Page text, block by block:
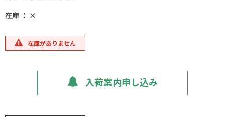
在庫 ： ×
在庫がありません
入荷案内申し込み